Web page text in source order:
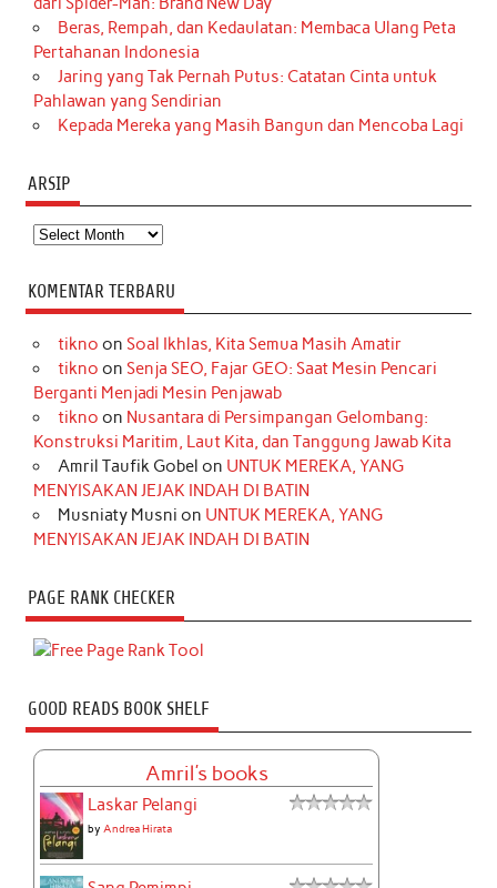
Beras, Rempah, dan Kedaulatan: Membaca Ulang Peta
Pertahanan Indonesia
Jaring yang Tak Pernah Putus: Catatan Cinta untuk
Pahlawan yang Sendirian
Kepada Mereka yang Masih Bangun dan Mencoba Lagi
ARSIP
Arsip
KOMENTAR TERBARU
tikno on Soal Ikhlas, Kita Semua Masih Amatir
tikno on Senja SEO, Fajar GEO: Saat Mesin Pencari
Berganti Menjadi Mesin Penjawab
tikno on Nusantara di Persimpangan Gelombang:
Konstruksi Maritim, Laut Kita, dan Tanggung Jawab Kita
Amril Taufik Gobel on UNTUK MEREKA, YANG
MENYISAKAN JEJAK INDAH DI BATIN
Musniaty Musni on UNTUK MEREKA, YANG
MENYISAKAN JEJAK INDAH DI BATIN
PAGE RANK CHECKER
GOOD READS BOOK SHELF
Amril's books
Laskar Pelangi
byAndrea Hirata